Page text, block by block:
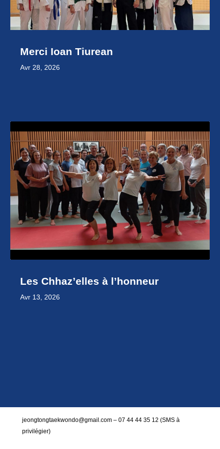
Merci Ioan Tiurean
Avr 28, 2026
Les Chhaz’elles à l’honneur
Avr 13, 2026
jeongtongtaekwondo@gmail.com – 07 44 44 35 12 (SMS à
privilégier)